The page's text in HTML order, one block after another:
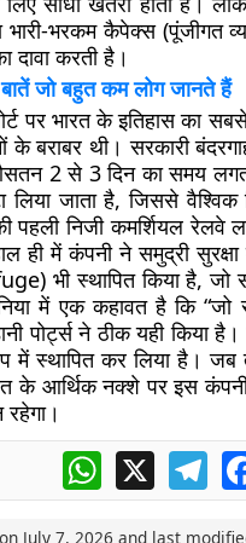
भरकम कैपेक्स (पूंजीगत
करती है।
जो बहुत कम लोग जानते हैं
पर भारत के इतिहास
के बराबर थी। सरकारी
2 से 3 दिन का समय
लिया जाता है, जिससे
पहली निजी कमर्शियल रेलवे
ही में कंपनी ने समुद्री
भी स्थापित किया है,
में एक कहावत है कि
पोर्ट्स ने ठीक यही किया
में स्थापित कर लिया है।
के आर्थिक नक्शे पर इस कंपनी
WhatsApp
X
July 7, 2026 and last